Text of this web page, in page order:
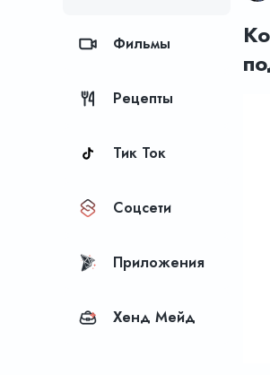
Фильмы
Рецепты
Тик Ток
Соцсети
Приложения
Хенд Мейд